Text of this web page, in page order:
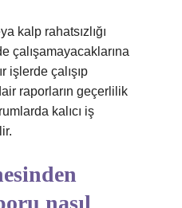
kalp rahatsızlığı
çalışamayacaklarına
işlerde çalışıp
raporların geçerlilik
kalıcı iş
nasıl